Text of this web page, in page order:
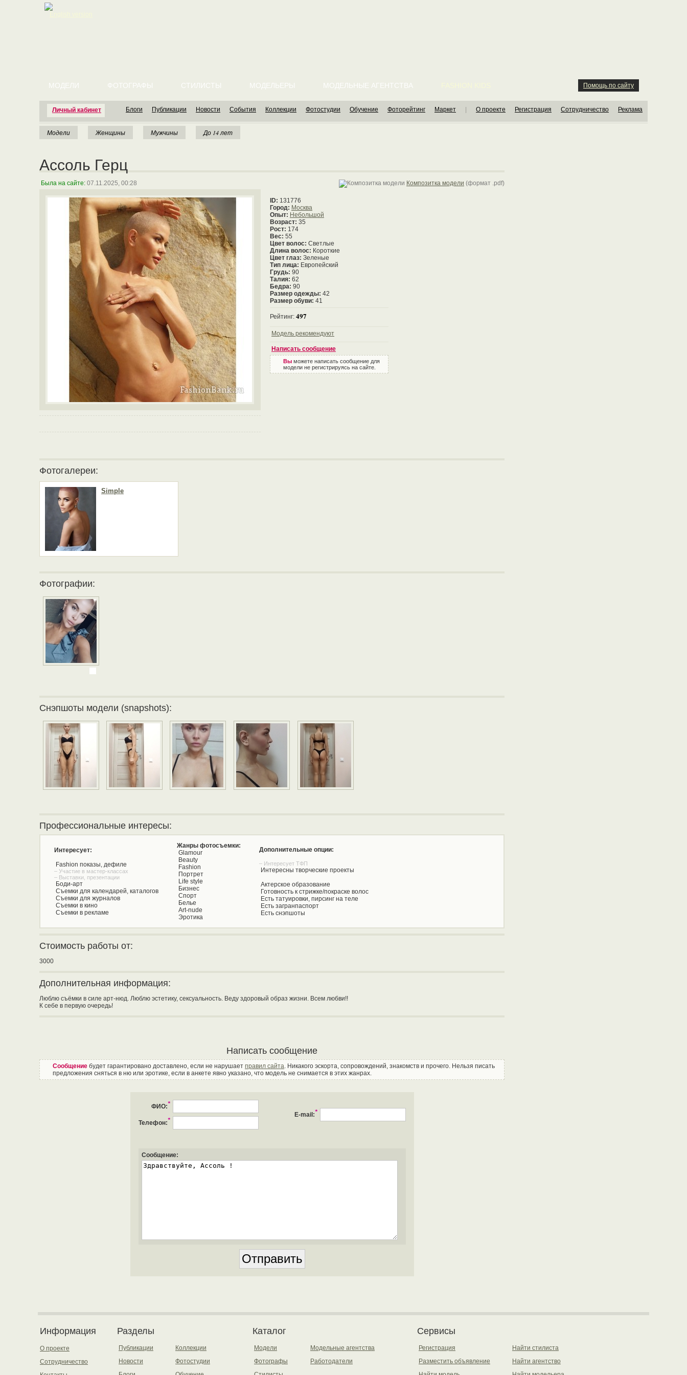
Личный кабинет
МОДЕЛИ ФОТОГРАФЫ СТИЛИСТЫ МОДЕЛЬЕРЫ МОДЕЛЬНЫЕ АГЕНТСТВА Помощь по сайту
Блоги Публикации Новости События Коллекции Фотостудии Обучение Фоторейтинг Маркет О проекте Регистрация Сотрудничество Реклама
Модели Женщины Мужчины До 14 лет
Ассоль Герц
Композитка модели (формат .pdf)
Была на сайте: 07.11.2025, 00:28
ID: 131776
Город: Москва
Опыт: Небольшой
Возраст: 35
Рост: 174
Вес: 55
Цвет волос: Светлые
Длина волос: Короткие
Цвет глаз: Зеленые
Тип лица: Европейский
Грудь: 90
Талия: 62
Бедра: 90
Размер одежды: 42
Размер обуви: 41
Рейтинг: 497
Модель рекомендуют
Написать сообщение
Вы можете написать сообщение для
модели не регистрируясь на сайте.
Фотогалереи:
Simple
Фотографии:
Снэпшоты модели (snapshots):
Профессиональные интересы:
Интересует:
Fashion показы, дефиле
– Участие в мастер-классах
– Выставки, презентации
Боди-арт
Съемки для календарей, каталогов
Съемки для журналов
Съемки в кино
Съемки в рекламе
Жанры фотосъемки:
Glamour
Beauty
Fashion
Портрет
Life style
Бизнес
Спорт
Белье
Art-nude
Эротика
Дополнительные опции:
– Интересует ТФП
Интересны творческие проекты
Актерское образование
Готовность к стрижке/покраске волос
Есть татуировки, пирсинг на теле
Есть загранпаспорт
Есть снэпшоты
Стоимость работы от:
3000
Дополнительная информация:
Люблю съёмки в силе арт-нюд. Люблю эстетику, сексуальность. Веду здоровый образ жизни. Всем любви!!
К себе в первую очередь!
Написать сообщение
Сообщение будет гарантировано доставлено, если не нарушает правил сайта . Никакого эскорта, сопровождений, знакомств и прочего. Нельзя писать
предложения сняться в ню или эротике, если в анкете явно указано, что модель не снимается в этих жанрах.
ФИО:*
Телефон:*
E-mail:*
Сообщение:
Информация
О проекте
Сотрудничество
Разделы
Публикации
Новости
Коллекции
Фотостудии
Каталог
Модели
Фотографы
Модельные агентства
Работодатели
Сервисы
Регистрация
Разместить объявление
Найти стилиста
Найти агентство